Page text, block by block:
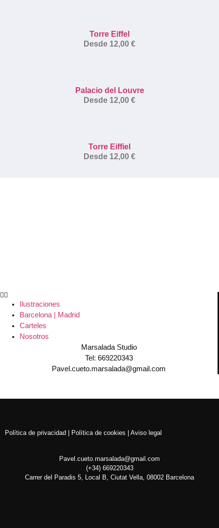
Torre Eiffel
Desde 12,00 €
Palacio del Louvre
Desde 12,00 €
Torre Eiffiel
Desde 12,00 €
Ilustraciones
Barcelona | Madrid
Carteles
Nosotros
Marsalada Studio
Tel: 669220343
Pavel.cueto.marsalada@gmail.com
Política de privacidad | Política de cookies | Aviso legal
Pavel.cueto.marsalada@gmail.com
(+34) 669220343
Carrer del Paradis 5, Local B, Ciutat Vella, 08002 Barcelona